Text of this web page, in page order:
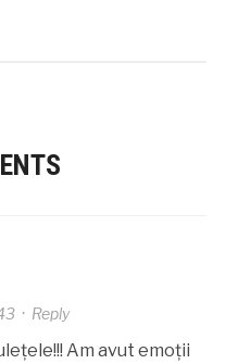
· Reply
Am avut emoții